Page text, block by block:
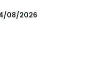
08/2026